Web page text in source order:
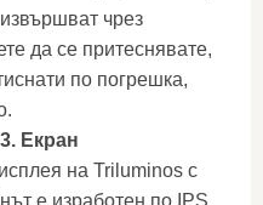
чрез
да се притеснявате,
по погрешка,
Екран
на Triluminos с
е изработен по IPS